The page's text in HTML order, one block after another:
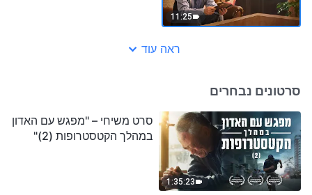
11:25
ראה עוד
סרטונים נבחרים
1:35:23
סרט משיחי – "מפגש עם האדון
במהלך הקטסטרופות (2)"